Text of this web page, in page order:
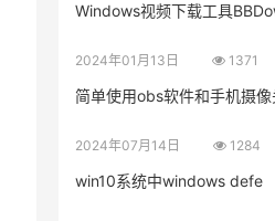
Windows视频下载工具
2024年01月13日 1371
简单使用obs软件和手机摄
2024年07月14日 1284
win10系统中windows defe